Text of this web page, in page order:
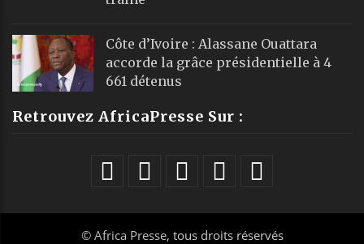
Côte d’Ivoire : Alassane Ouattara
accorde la grâce présidentielle à 4
661 détenus
Retrouvez AfricaPresse Sur :
© Africa Presse, tous droits réservés